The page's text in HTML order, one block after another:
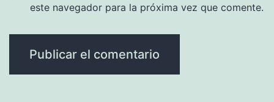
este navegador para la próxima vez que comente.